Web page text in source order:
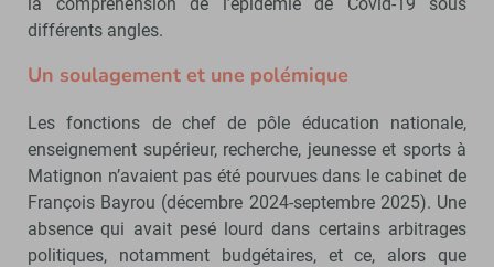
différents angles.
Un soulagement et une polémique
Les fonctions de chef de pôle éducation nationale,
enseignement supérieur, recherche, jeunesse et sports à
Matignon n’avaient pas été pourvues dans le cabinet de
François Bayrou (décembre 2024-septembre 2025). Une
absence qui avait pesé lourd dans certains arbitrages
politiques, notamment budgétaires, et ce, alors que